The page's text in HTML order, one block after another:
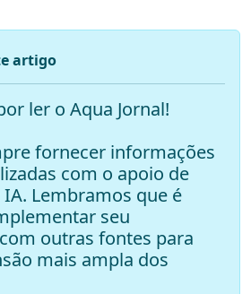
artigo
ler o Aqua Jornal!
fornecer informações
com o apoio de
Lembramos que é
seu
outras fontes para
mais ampla dos